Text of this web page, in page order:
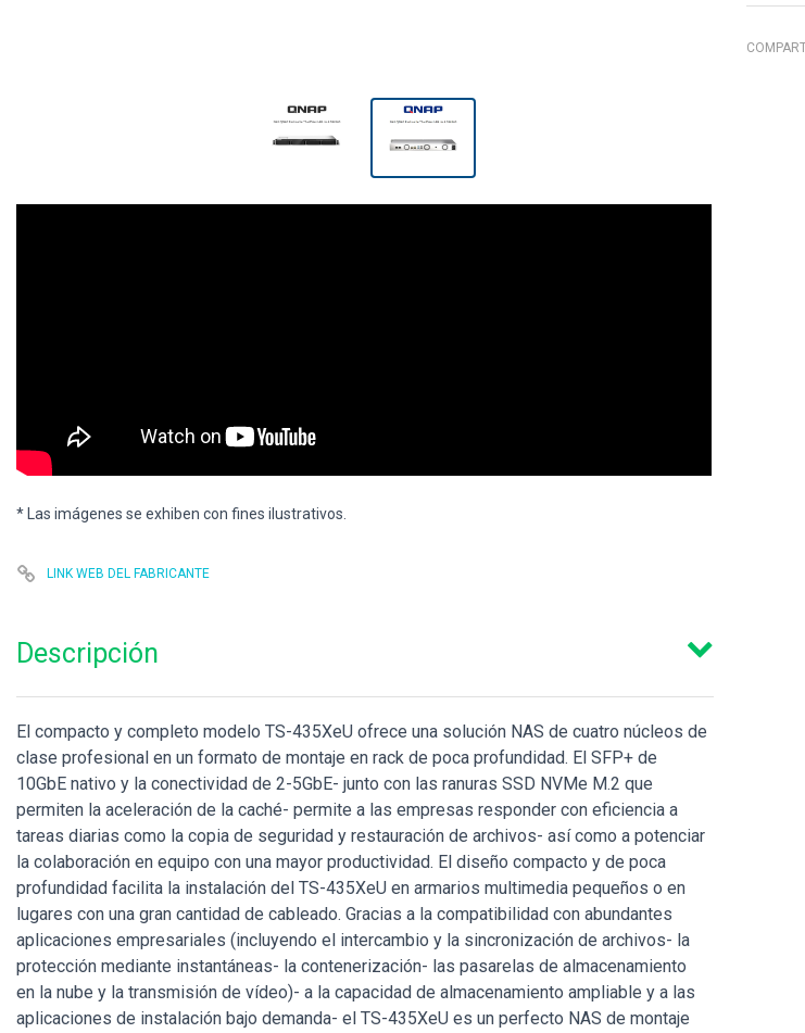
* Las imágenes se exhiben con fines ilustrativos.
LINK WEB DEL FABRICANTE
Descripción
El compacto y completo modelo TS-435XeU ofrece una solución NAS de cuatro núcleos de
clase profesional en un formato de montaje en rack de poca profundidad. El SFP+ de
10GbE nativo y la conectividad de 2-5GbE- junto con las ranuras SSD NVMe M.2 que
permiten la aceleración de la caché- permite a las empresas responder con eficiencia a
tareas diarias como la copia de seguridad y restauración de archivos- así como a potenciar
la colaboración en equipo con una mayor productividad. El diseño compacto y de poca
profundidad facilita la instalación del TS-435XeU en armarios multimedia pequeños o en
lugares con una gran cantidad de cableado. Gracias a la compatibilidad con abundantes
aplicaciones empresariales (incluyendo el intercambio y la sincronización de archivos- la
protección mediante instantáneas- la contenerización- las pasarelas de almacenamiento
en la nube y la transmisión de vídeo)- a la capacidad de almacenamiento ampliable y a las
aplicaciones de instalación bajo demanda- el TS-435XeU es un perfecto NAS de montaje